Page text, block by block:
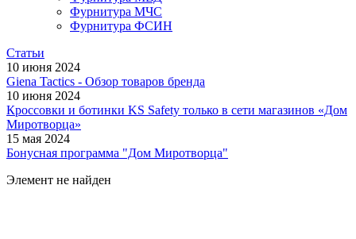
Фурнитура МЧС
Фурнитура ФСИН
Статьи
10 июня 2024
Giena Tactics - Обзор товаров бренда
10 июня 2024
Кроссовки и ботинки KS Safety только в сети магазинов «Дом
Миротворца»
15 мая 2024
Бонусная программа "Дом Миротворца"
Элемент не найден